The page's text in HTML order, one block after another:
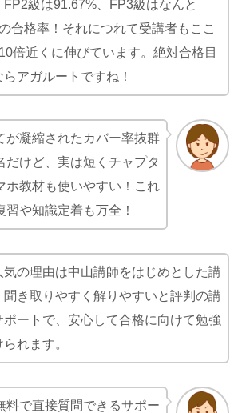
FP2級は91.67%、FP3級はなんと
合格率！それにつれて受講者もここ
倍近くに伸びています。絶対合格目
アガルートですね！
が凝縮されたカバー率抜群
だけど、実は短くチャプタ
ホ教材も使いやすい！これ
や知識定着も万全！
気の理由は中山講師をはじめとした講
聞き取りやすく解りやすいと評判の講
ポートで、安心して合格に向けて勉強
れます。
料で直接質問できるサポー